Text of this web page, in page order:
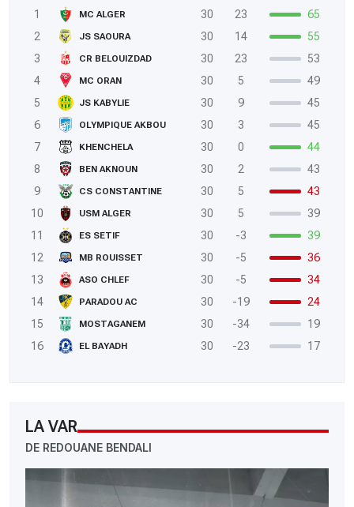
1 MC ALGER 30 23
65
2
JS SAOURA 30 14
55
3
CR BELOUIZDAD 30 23
53
4
MC ORAN 30 5
49
5
JS KABYLIE 30 9
45
6
OLYMPIQUE AKBOU 30 3
45
7
KHENCHELA 30 0
44
8
BEN AKNOUN 30 2
43
9
CS CONSTANTINE 30 5
43
10
USM ALGER 30 5
39
11
ES SETIF 30 -3
39
12
MB ROUISSET 30 -5
36
13
ASO CHLEF 30 -5
34
14
PARADOU AC 30 -19
24
15
MOSTAGANEM 30 -34
19
16
EL BAYADH 30 -23 17
LA VAR
DE REDOUANE BENDALI